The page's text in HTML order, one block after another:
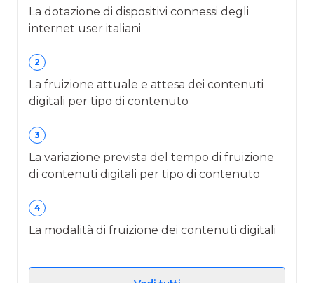
La dotazione di dispositivi connessi degli
internet user italiani
2
La fruizione attuale e attesa dei contenuti
digitali per tipo di contenuto
3
La variazione prevista del tempo di fruizione
di contenuti digitali per tipo di contenuto
4
La modalità di fruizione dei contenuti digitali